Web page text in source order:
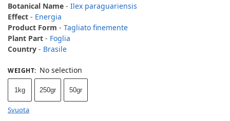
Botanical Name - Ilex paraguariensis
Effect - Energia
Product Form - Tagliato finemente
Plant Part - Foglia
Country - Brasile
WEIGHT: No selection
1kg 250gr 50gr
Svuota